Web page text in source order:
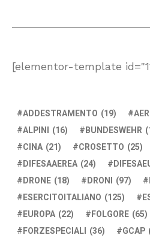
[elementor-template
ADDESTRAMENTO (19)
ALPINI (16) BUNDESWEHR
CINA (21) CROSETTO (25)
DIFESAAEREA (24)
DRONE (18) DRONI (97)
ESERCITOITALIANO (125)
EUROPA (22) FOLGORE (65)
FORZESPECIALI (36) GCAP